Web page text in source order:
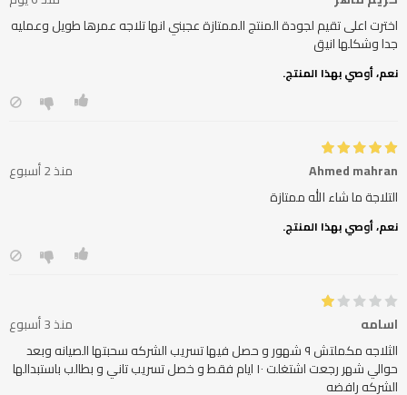
اخترت اعلى تقيم لجودة المنتج الممتازة عجبني انها تلاجه عمرها طويل وعمليه
جدا وشكلها انيق
نعم، أوصي بهذا المنتج.
Ahmed mahran
منذ 2 أسبوع
التلاجة ما شاء الله ممتازة
نعم، أوصي بهذا المنتج.
اسامه
منذ 3 أسبوع
الثلاجه مكملتش ٩ شهور و حصل فيها تسريب الشركه سحبتها الصيانه وبعد
حوالي شهر رجعت اشتغلت ١٠ ايام فقط و خصل تسريب تاني و بطالب باستبدالها
الشركه رافضه